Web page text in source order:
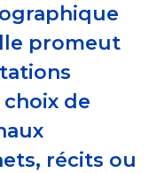
promeut
de
récits ou